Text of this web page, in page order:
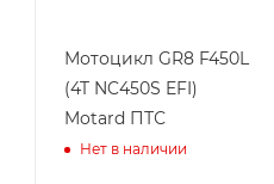
Мотоцикл GR8 F450L
(4T NC450S EFI)
Motard ПТС
Нет в наличии